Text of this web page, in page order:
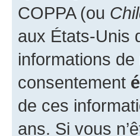
COPPA (ou
aux États-Unis
informations
consentement
de ces
ans. Si vous